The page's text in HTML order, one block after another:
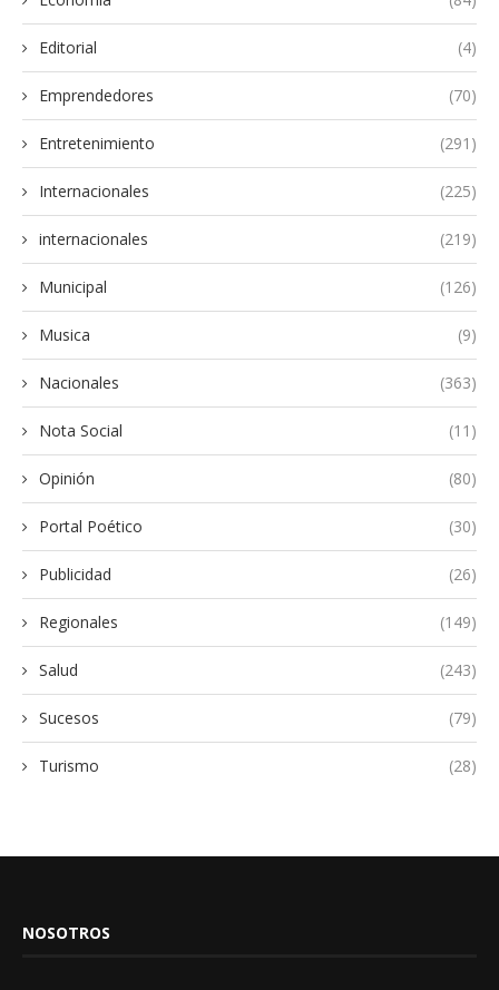
Editorial (4)
Emprendedores (70)
Entretenimiento (291)
Internacionales (225)
internacionales (219)
Municipal (126)
Musica (9)
Nacionales (363)
Nota Social (11)
Opinión (80)
Portal Poético (30)
Publicidad (26)
Regionales (149)
Salud (243)
Sucesos (79)
Turismo (28)
NOSOTROS